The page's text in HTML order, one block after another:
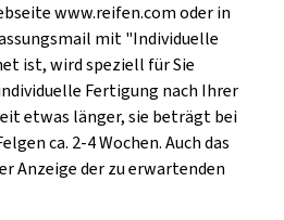
www.reifen.com oder in
mit "Individuelle
ist, wird speziell für Sie
Fertigung nach Ihrer
etwas länger, sie beträgt bei
ca. 2-4 Wochen. Auch das
Anzeige der zu erwartenden